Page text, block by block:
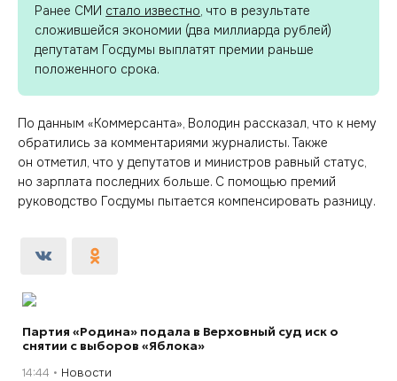
Ранее СМИ стало известно, что в результате
сложившейся экономии (два миллиарда рублей)
депутатам Госдумы выплатят премии раньше
положенного срока.
По данным «Коммерсанта», Володин рассказал, что к нему
обратились за комментариями журналисты. Также
он отметил, что у депутатов и министров равный статус,
но зарплата последних больше. С помощью премий
руководство Госдумы пытается компенсировать разницу.
Партия «Родина» подала в Верховный суд иск о
снятии с выборов «Яблока»
14:44 Новости